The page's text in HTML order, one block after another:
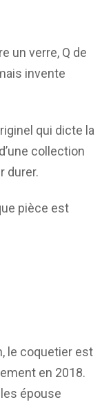
un verre, Q de
invente
qui dicte la
collection
durer.
pièce est
le coquetier est
en 2018.
épouse